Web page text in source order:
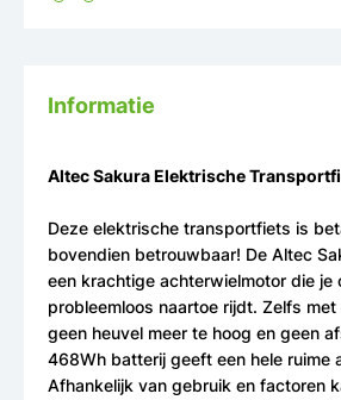
Informatie
Altec Sakura Elektrische
Deze elektrische transportfiets is
bovendien betrouwbaar! De Altec
een krachtige achterwielmotor die je
probleemloos naartoe rijdt. Zelfs
geen heuvel meer te hoog en geen
468Wh batterij geeft een hele ruime
Afhankelijk van gebruik en factoren